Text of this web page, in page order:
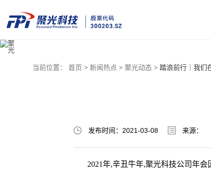
当前位置： 首页 > 新闻热点 > 聚光动态 > 踏浪前行｜我们
发布时间：2021-03-08 来源：
2021年,辛丑牛年,聚光科技公司年